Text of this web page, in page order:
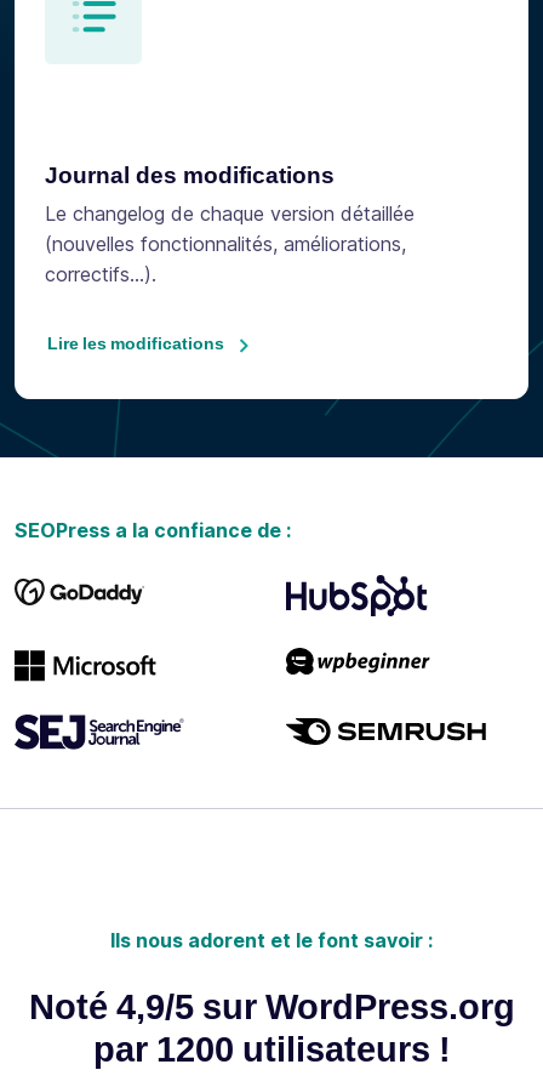
Journal des modifications
Le changelog de chaque version détaillée
(nouvelles fonctionnalités, améliorations,
correctifs...).
Lire les modifications
SEOPress a la confiance de :
Ils nous adorent et le font savoir :
Noté 4,9/5 sur WordPress.org
par 1200 utilisateurs !